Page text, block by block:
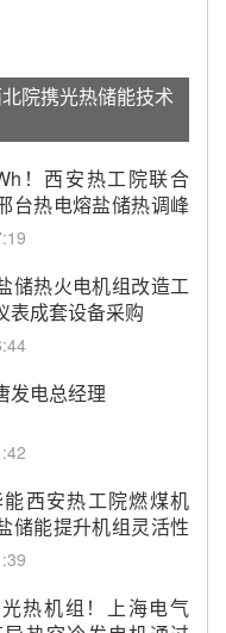
院携光热储能技术
！西安热工院联合
台热电熔盐储热调峰
目
储热火电机组改造工
表成套设备采购
发电总经理
能西安热工院燃煤机
储能提升机组灵活性
设计第三方评审服务
热机组！上海电气